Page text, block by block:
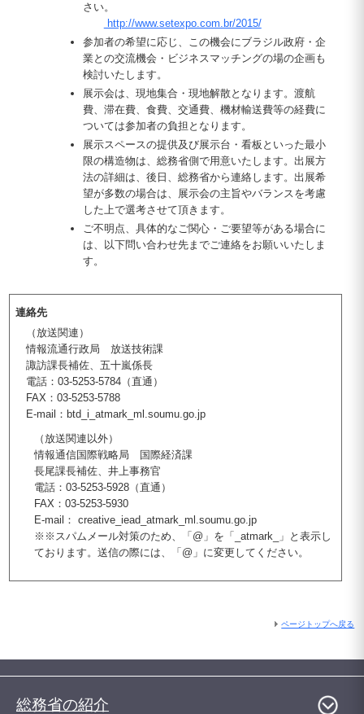
さい。
http://www.setexpo.com.br/2015/
参加者の希望に応じ、この機会にブラジル政府・企
業との交流機会・ビジネスマッチングの場の企画も
検討いたします。
展示会は、現地集合・現地解散となります。渡航
費、滞在費、食費、交通費、機材輸送費等の経費に
ついては参加者の負担となります。
展示スペースの提供及び展示台・看板といった最小
限の構造物は、総務省側で用意いたします。出展方
法の詳細は、後日、総務省から連絡します。出展希
望が多数の場合は、展示会の主旨やバランスを考慮
した上で選考させて頂きます。
ご不明点、具体的なご関心・ご要望等がある場合に
は、以下問い合わせ先までご連絡をお願いいたしま
す。
連絡先
（放送関連）
情報流通行政局 放送技術課
諏訪課長補佐、五十嵐係長
電話：03-5253-5784（直通）
FAX：03-5253-5788
E-mail：btd_i_atmark_ml.soumu.go.jp
（放送関連以外）
情報通信国際戦略局 国際経済課
長尾課長補佐、井上事務官
電話：03-5253-5928（直通）
FAX：03-5253-5930
E-mail： creative_iead_atmark_ml.soumu.go.jp
※※スパムメール対策のため、「@」を「_atmark_」と表示し
ております。送信の際には、「@」に変更してください。
ページトップへ戻る
総務省の紹介